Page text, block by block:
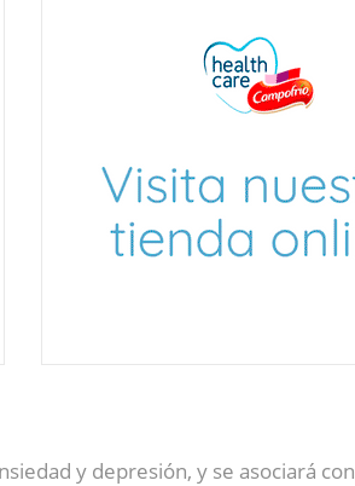
y depresión, y se asociará